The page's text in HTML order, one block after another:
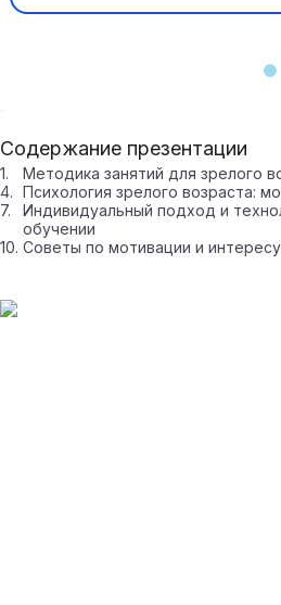
Содержание презентации
Методика занятий для зрелого
Психология зрелого возраста:
Индивидуальный подход и
обучении
Советы по мотивации и